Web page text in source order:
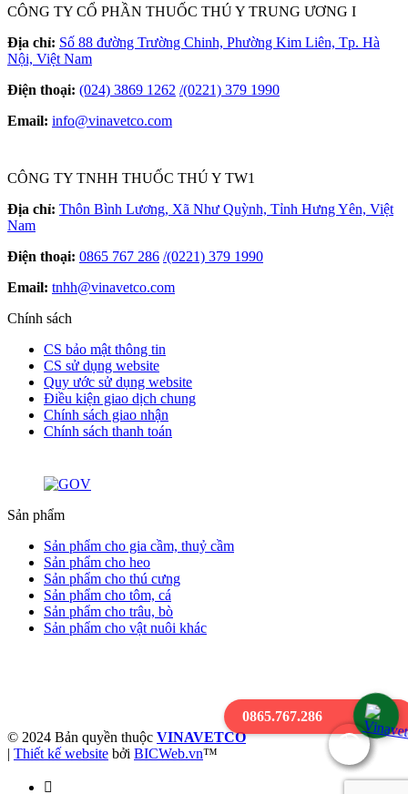
CÔNG TY CỔ PHẦN THUỐC THÚ Y TRUNG ƯƠNG I
Địa chỉ: Số 88 đường Trường Chinh, Phường Kim Liên, Tp. Hà
Nội, Việt Nam
Điện thoại: (024) 3869 1262 /(0221) 379 1990
Email: info@vinavetco.com
CÔNG TY TNHH THUỐC THÚ Y TW1
Địa chỉ: Thôn Bình Lương, Xã Như Quỳnh, Tỉnh Hưng Yên, Việt
Nam
Điện thoại: 0865 767 286 /(0221) 379 1990
Email: tnhh@vinavetco.com
Chính sách
CS bảo mật thông tin
CS sử dụng website
Quy ước sử dụng website
Điều kiện giao dịch chung
Chính sách giao nhận
Chính sách thanh toán
Sản phẩm
Sản phẩm cho gia cầm, thuỷ cầm
Sản phẩm cho heo
Sản phẩm cho thú cưng
Sản phẩm cho tôm, cá
Sản phẩm cho trâu, bò
Sản phẩm cho vật nuôi khác
Nơi cấp: Sở Kế hoạch và đầu tư tỉnh Hưng Yên
© 2024 Bản quyền thuộc VINAVETCO
Thiết kế website bởi BICWeb.vn™
0865.767.286